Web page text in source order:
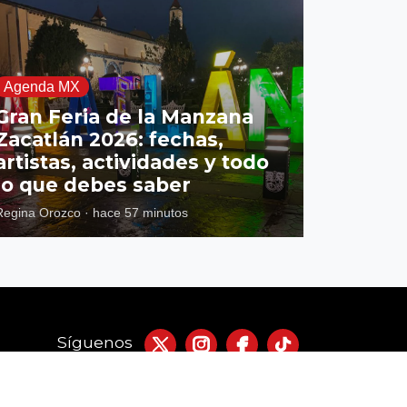
Agenda MX
Feria de la Manzana
2026: fechas,
actividades y todo
que debes saber
Orozco · hace 57 minutos
Síguenos